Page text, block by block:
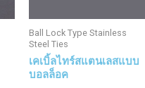
Ball Lock Type Stainless
Steel Ties
เคเบิ้ลไทร์สแตนเลสแบบ
บอลล็อค